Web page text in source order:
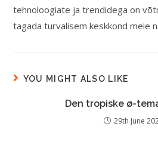
tehnoloogiate ja trendidega on
tagada turvalisem keskkond meie
YOU MIGHT ALSO LIKE
Den tropiske ø-
29th June